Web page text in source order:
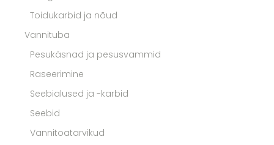
Toidukarbid ja nõud
Vannituba
Pesukäsnad ja pesusvammid
Raseerimine
Seebialused ja -karbid
Seebid
Vannitoatarvikud